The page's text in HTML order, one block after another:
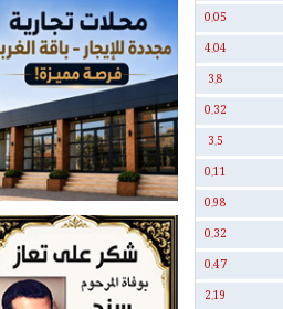
0.05
4.04
3.8
0.32
3.5
0.11
0.98
0.32
0.47
2.19